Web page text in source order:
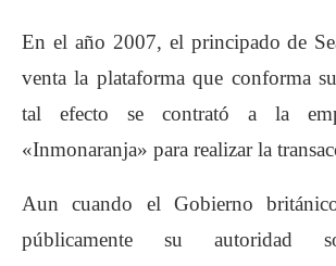
En el año 2007, el principado de
venta la plataforma que conforma
tal efecto se contrató a la
«Inmonaranja» para realizar la
Aun cuando el Gobierno
públicamente su autoridad